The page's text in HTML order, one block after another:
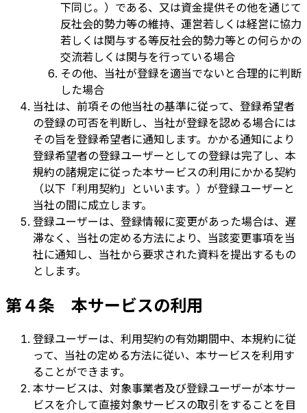
下同じ。）である、又は資金提供その他を通じて
反社会的勢力等の維持、運営若しくは経営に協力
若しくは関与する等反社会的勢力等との何らかの
交流若しくは関与を行っている場合
その他、当社が登録を適当でないと合理的に判断
した場合
当社は、前項その他当社の基準に従って、登録希望者
の登録の可否を判断し、当社が登録を認める場合には
その旨を登録希望者に通知します。かかる通知により
登録希望者の登録ユーザーとしての登録は完了し、本
規約の諸規定に従った本サービスの利用にかかる契約
（以下「利用契約」といいます。）が登録ユーザーと
当社の間に成立します。
登録ユーザーは、登録情報に変更があった場合は、遅
滞なく、当社の定める方法により、当該変更事項を当
社に通知し、当社から要求された資料を提出するもの
とします。
第４条 本サービスの利用
登録ユーザーは、利用契約の有効期間中、本規約に従
って、当社の定める方法に従い、本サービスを利用す
ることができます。
本サービスは、対象事業者及び登録ユーザーが本サー
ビスを介して直接対象サービスの取引をすることを目